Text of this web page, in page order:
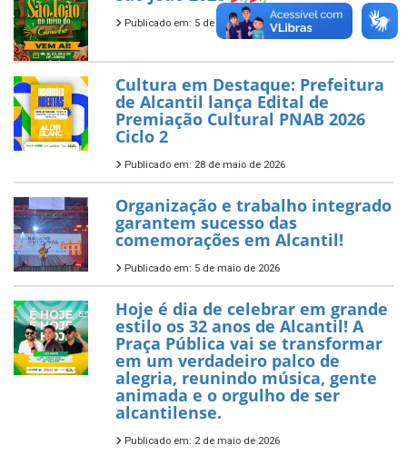
Publicado em: 5 de junho de 2026
Cultura em Destaque: Prefeitura
de Alcantil lança Edital de
Premiação Cultural PNAB 2026
Ciclo 2
Publicado em: 28 de maio de 2026
Organização e trabalho integrado
garantem sucesso das
comemorações em Alcantil!
Publicado em: 5 de maio de 2026
Hoje é dia de celebrar em grande
estilo os 32 anos de Alcantil! A
Praça Pública vai se transformar
em um verdadeiro palco de
alegria, reunindo música, gente
animada e o orgulho de ser
alcantilense.
Publicado em: 2 de maio de 2026